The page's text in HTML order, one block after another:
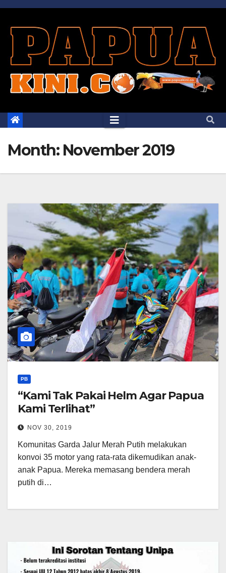
Skip
content
Month: November 2019
PB
“Kami Tak Pakai Helm Agar Papua
Kami Terlihat”
NOV 30, 2019
Komunitas Garda Jalur Merah Putih melakukan
konvoi 35 motor yang rata-rata dikemudikan anak-
anak Papua. Mereka memasang bendera merah
putih di…